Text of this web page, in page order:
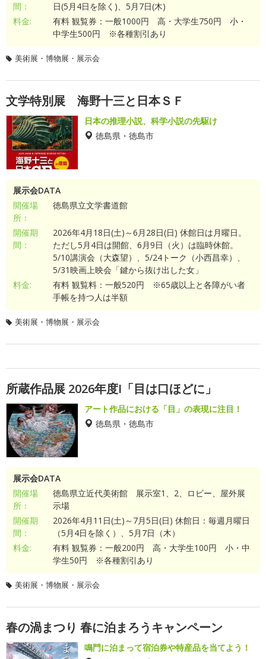
間：
日(5月4日を除く)、5月7日(木)
料金:
有料 観覧券：一般1000円 高・大学生750円 小・
中学生500円 ※各種割引あり
美術展・博物展・展示会
文学特別展 海野十三と日本ＳＦ
日本の推理小説、科学小説の先駆け
徳島県・徳島市
展示会DATA
開催場
所：
徳島県立文学書道館
開催期
間：
2026年4月18日(土)～6月28日(日) 休館日は月曜日。
ただし5月4日は開館、6月9日（火）は臨時休館。
5/10講演会（大森望）、5/24トーク（小西昌幸）、
5/31映画上映会「鍵から抜け出した女」
料金:
有料 観覧料：一般520円 ※65歳以上と各障がい者
手帳を持つ人は半額
美術展・博物展・展示会
所蔵作品展 2026年度I「目は口ほどに」
アート作品における「目」の表現に注目！
徳島県・徳島市
展示会DATA
開催場
所：
徳島県立近代美術館 展示室1、2、ロビー、屋外展
示場
開催期
間：
2026年4月11日(土)～7月5日(日) 休館日：毎週月曜日
（5月4日を除く）、5月7日（木）
料金:
有料 観覧券：一般200円 高・大学生100円 小・中
学生50円 ※各種割引あり
美術展・博物展・展示会
春の渦まつり 春に泊まろうキャンペーン
鳴門に泊まって宿泊券や特産品を当てよう！